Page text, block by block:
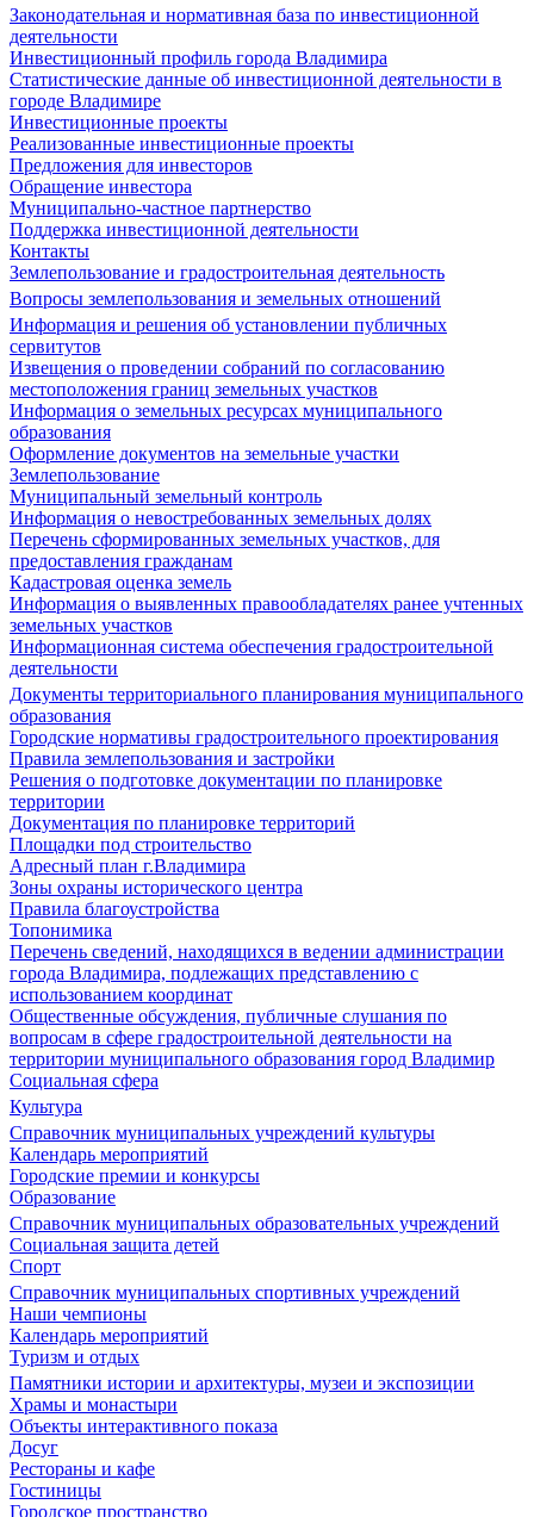
Законодательная и нормативная база по инвестиционной
деятельности
Инвестиционный профиль города Владимира
Статистические данные об инвестиционной деятельности в
городе Владимире
Инвестиционные проекты
Реализованные инвестиционные проекты
Предложения для инвесторов
Обращение инвестора
Муниципально-частное партнерство
Поддержка инвестиционной деятельности
Контакты
Землепользование и градостроительная деятельность
Вопросы землепользования и земельных отношений
Информация и решения об установлении публичных
сервитутов
Извещения о проведении собраний по согласованию
местоположения границ земельных участков
Информация о земельных ресурсах муниципального
образования
Оформление документов на земельные участки
Землепользование
Муниципальный земельный контроль
Информация о невостребованных земельных долях
Перечень сформированных земельных участков, для
предоставления гражданам
Кадастровая оценка земель
Информация о выявленных правообладателях ранее учтенных
земельных участков
Информационная система обеспечения градостроительной
деятельности
Документы территориального планирования муниципального
образования
Городские нормативы градостроительного проектирования
Правила землепользования и застройки
Решения о подготовке документации по планировке
территории
Документация по планировке территорий
Площадки под строительство
Адресный план г.Владимира
Зоны охраны исторического центра
Правила благоустройства
Топонимика
Перечень сведений, находящихся в ведении администрации
города Владимира, подлежащих представлению с
использованием координат
Общественные обсуждения, публичные слушания по
вопросам в сфере градостроительной деятельности на
территории муниципального образования город Владимир
Социальная сфера
Культура
Справочник муниципальных учреждений культуры
Календарь мероприятий
Городские премии и конкурсы
Образование
Справочник муниципальных образовательных учреждений
Социальная защита детей
Спорт
Справочник муниципальных спортивных учреждений
Наши чемпионы
Календарь мероприятий
Туризм и отдых
Памятники истории и архитектуры, музеи и экспозиции
Храмы и монастыри
Объекты интерактивного показа
Досуг
Рестораны и кафе
Гостиницы
Городское пространство